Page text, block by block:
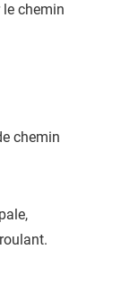
chemin
chemin